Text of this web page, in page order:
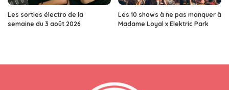
Les sorties électro de la
semaine du 3 août 2026
Les 10 shows à ne pas manquer à
Madame Loyal x Elektric Park